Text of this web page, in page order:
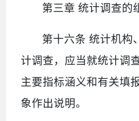
第三章 统计调查的
第十六条 统计机构
计调查，应当就统计调
主要指标涵义和有关填
象作出说明。